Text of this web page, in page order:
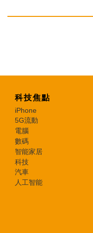
科技焦點
iPhone
5G流動
電腦
數碼
智能家居
科技
汽車
人工智能